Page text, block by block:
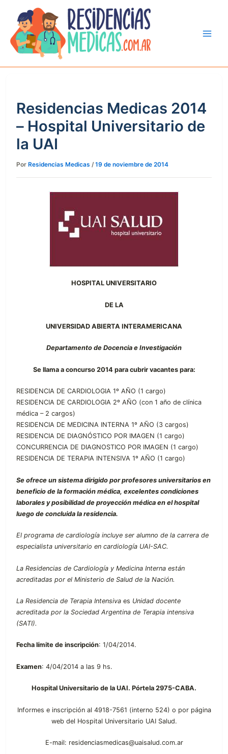
contenido
Residencias Medicas 2014
– Hospital Universitario de
la UAI
Por Residencias Medicas /19 de noviembre de 2014
HOSPITAL UNIVERSITARIO
DE LA
UNIVERSIDAD ABIERTA INTERAMERICANA
Departamento de Docencia e Investigación
Se llama a concurso 2014 para cubrir vacantes para:
RESIDENCIA DE CARDIOLOGIA 1º AÑO (1 cargo)
RESIDENCIA DE CARDIOLOGIA 2º AÑO (con 1 año de clínica
médica – 2 cargos)
RESIDENCIA DE MEDICINA INTERNA 1º AÑO (3 cargos)
RESIDENCIA DE DIAGNÓSTICO POR IMAGEN (1 cargo)
CONCURRENCIA DE DIAGNOSTICO POR IMAGEN (1 cargo)
RESIDENCIA DE TERAPIA INTENSIVA 1º AÑO (1 cargo)
Se ofrece un sistema dirigido por profesores universitarios en
beneficio de la formación médica, excelentes condiciones
laborales y posibilidad de proyección médica en el hospital
luego de concluida la residencia.
El programa de cardiología incluye ser alumno de la carrera de
especialista universitario en cardiología UAI-SAC.
La Residencias de Cardiología y Medicina Interna están
acreditadas por el Ministerio de Salud de la Nación.
La Residencia de Terapia Intensiva es Unidad docente
acreditada por la Sociedad Argentina de Terapia intensiva
(SATI).
Fecha límite de inscripción: 1/04/2014.
Examen: 4/04/2014 a las 9 hs.
Hospital Universitario de la UAI. Pórtela 2975-CABA.
Informes e inscripción al 4918-7561 (interno 524) o por página
web del Hospital Universitario UAI Salud.
E-mail: residenciasmedicas@uaisalud.com.ar